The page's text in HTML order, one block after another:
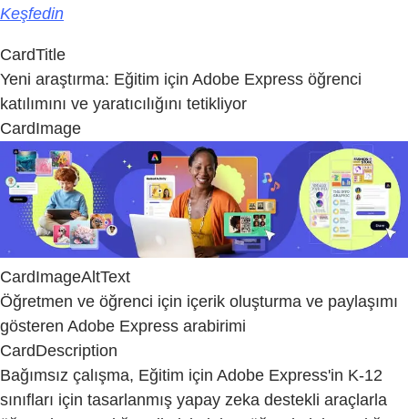
Keşfedin
CardTitle
Yeni araştırma: Eğitim için Adobe Express öğrenci
katılımını ve yaratıcılığını tetikliyor
CardImage
CardImageAltText
Öğretmen ve öğrenci için içerik oluşturma ve paylaşımı
gösteren Adobe Express arabirimi
CardDescription
Bağımsız çalışma, Eğitim için Adobe Express'in K-12
sınıfları için tasarlanmış yapay zeka destekli araçlarla